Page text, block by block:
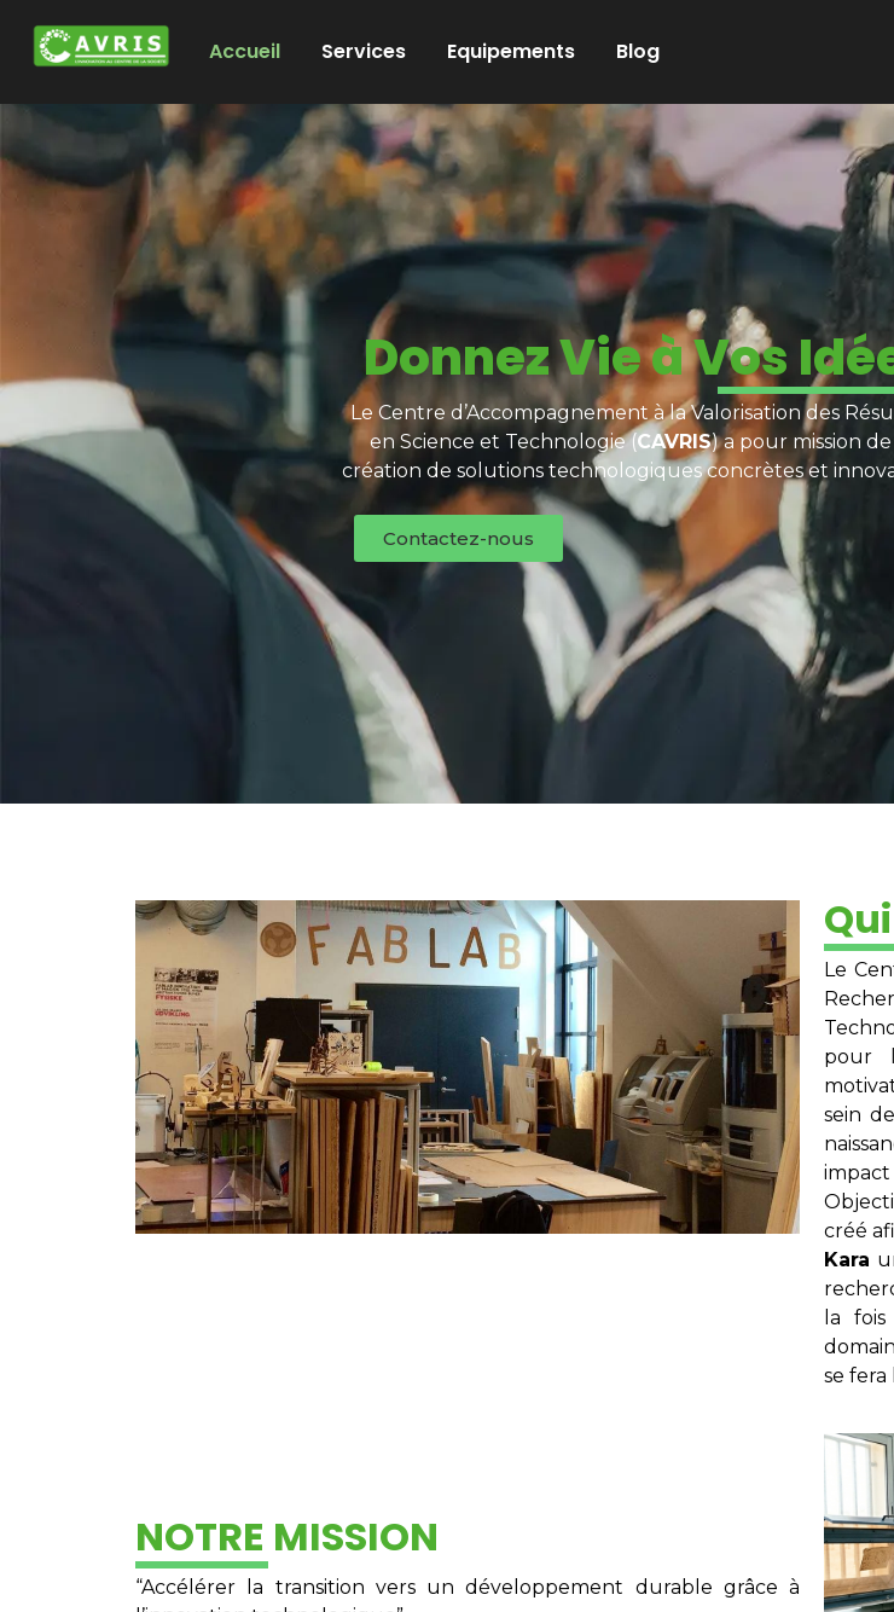
Accueil Services Equipements Blog
Donnez Vie à Vos
Le Centre d’Accompagnement à la Valorisation des
en Science et Technologie (CAVRIS) a pour mission
création de solutions technologiques concrètes et
Contactez-nous
Le
pour
sein
créé
Kara
la
se
NOTRE MISSION
“Accélérer la transition vers un développement durable grâce à